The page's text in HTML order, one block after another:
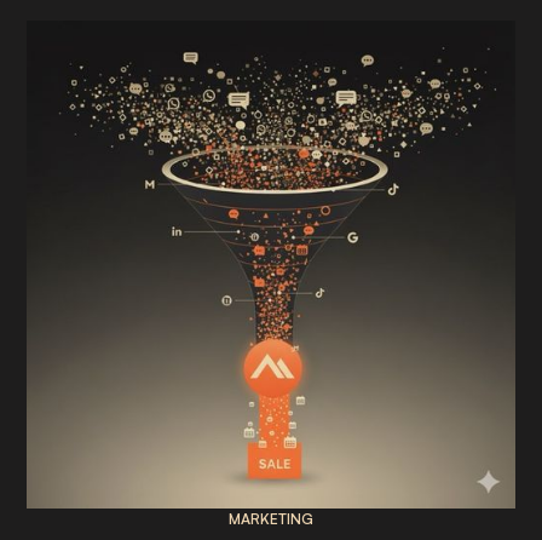
MARKETING